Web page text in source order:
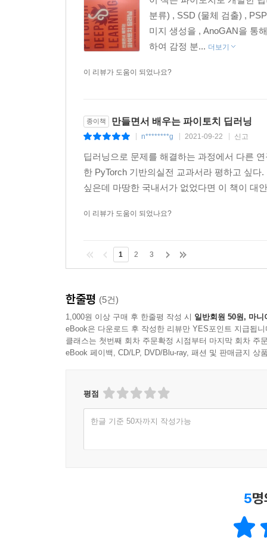
분류) , SSD (물체 검출) ,
미지 생성을 , AnoGAN을 통
하여 감정 분... 더보기
이 리뷰가 도움이 되었나요?
종이책 만들면서 배우는 파이토치 딥러닝
n********g 2021-09-22 신고
딥러닝으로 문제를 해결하는 과정에서 다른
한 PyTorch 기반의실전 교과서라 평하고 싶
싶은데 마땅한 국내서가 없었다면 이 책이 대
이 리뷰가 도움이 되었나요?
1 2 3
한줄평 (5건)
1,000원 이상 구매 후 한줄평 작성 시 일반회원 50원, 마니
eBook은 다운로드 후 작성한 리뷰만 YES포인트 지급됩니
클래스는 첫번째 회차 주문확정 시점부터 마지막 회차 주
eBook 페이백, CD/LP, DVD/Blu-ray, 패션 및 판매금지 상
평점
한글 기준 50자까지 작성가능
5